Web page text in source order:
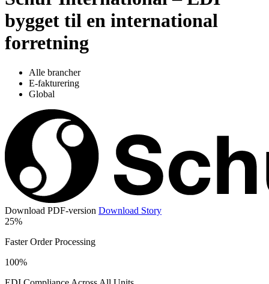
bygget til en international
forretning
Alle brancher
E-fakturering
Global
Download PDF-version Download Story
25%
Faster Order Processing
100%